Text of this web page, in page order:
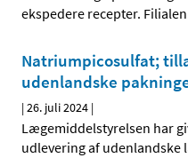
ekspedere recepter.
Natriumpicosulfat;
udenlandske
|26. juli 2024 |
Lægemiddelstyrelsen har
udlevering af